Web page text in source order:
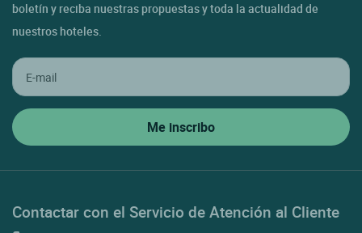
boletín y reciba nuestras propuestas y toda la actualidad de
nuestros hoteles.
Contactar con el Servicio de Atención al Cliente